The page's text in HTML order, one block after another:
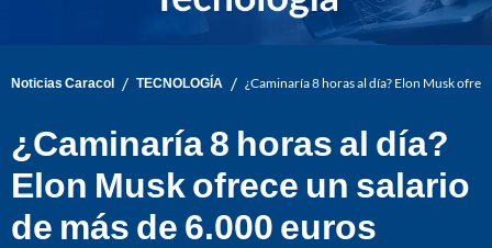
Noticias Caracol / TECNOLOGÍA / ¿Caminaría 8 horas al día? Elon Musk
¿Caminaría 8 horas al día?
Elon Musk ofrece un salario
de más de 6.000 euros